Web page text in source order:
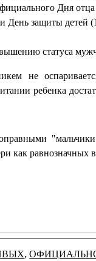
Дня
День защиты детей
статуса
не
ребенка
равнозначных в
,